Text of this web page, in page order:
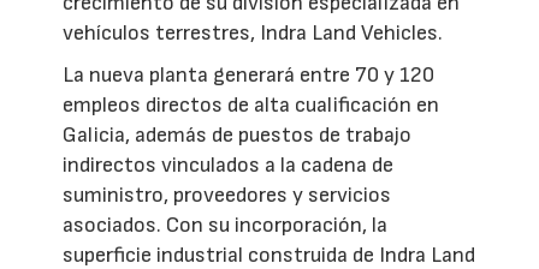
vehículos terrestres, Indra Land Vehicles.
La nueva planta generará entre 70 y 120
empleos directos de alta cualificación en
Galicia, además de puestos de trabajo
indirectos vinculados a la cadena de
suministro, proveedores y servicios
asociados. Con su incorporación, la
superficie industrial construida de Indra Land